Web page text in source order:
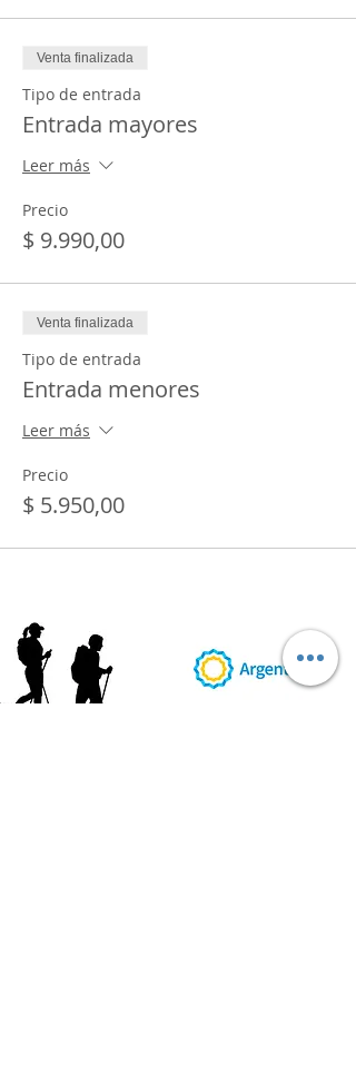
Venta finalizada
Tipo de entrada
Entrada mayores
Leer más
Precio
$ 9.990,00
Venta finalizada
Tipo de entrada
Entrada menores
Leer más
Precio
$ 5.950,00